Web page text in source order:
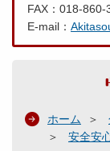
FAX：018-860-
E-mail：
ホーム
安全安